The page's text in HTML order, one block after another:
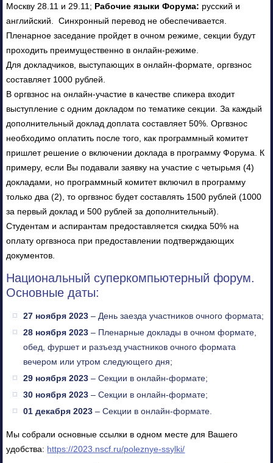
Москву 28.11 и 29.11; Рабочие языки Форума: русский и
английский. Синхронный перевод не обеспечивается.
Пленарное заседание пройдет в очном режиме, секции будут
проходить преимущественно в онлайн-режиме.
Для докладчиков, выступающих в онлайн-формате, оргвзнос
составляет 1000 рублей.
В оргвзнос на онлайн-участие в качестве спикера входит
выступление с одним докладом по тематике секции. За каждый
дополнительный доклад доплата составляет 50%. Оргвзнос
необходимо оплатить после того, как программный комитет
пришлет решение о включении доклада в программу Форума. К
примеру, если Вы подавали заявку на участие с четырьмя (4)
докладами, но программный комитет включил в программу
только два (2), то оргвзнос будет составлять 1500 рублей (1000
за первый доклад и 500 рублей за дополнительный).
Студентам и аспирантам предоставляется скидка 50% на
оплату оргвзноса при предоставлении подтверждающих
документов.
Национальный суперкомпьютерный форум.
Основные даты:
27 ноября 2023 – День заезда участников очного формата;
28 ноября 2023 – Пленарные доклады в очном формате,
обед, фуршет и разъезд участников очного формата
вечером или утром следующего дня;
29 ноября 2023 – Секции в онлайн-формате;
30 ноября 2023 – Секции в онлайн-формате;
01 декабря 2023 – Секции в онлайн-формате.
Мы собрали основные ссылки в одном месте для Вашего
удобства: https://2023.nscf.ru/poleznye-ssylki/